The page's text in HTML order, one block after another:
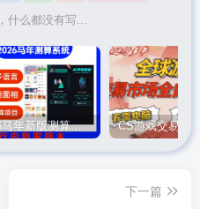
什么都没有写...
2026马年新版测算系统源码
下一篇